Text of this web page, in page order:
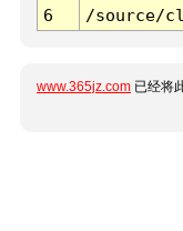
6
/source/
www.365jz.com 已经将